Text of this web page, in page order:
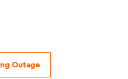
Outage